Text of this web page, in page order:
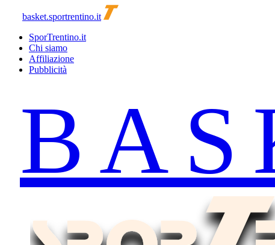
basket.sportrentino.it
SporTrentino.it
Chi siamo
Affiliazione
Pubblicità